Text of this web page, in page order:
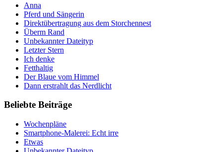
Anna
Pferd und Sängerin
Direktübertragung aus dem Storchennest
Überm Rand
Unbekannter Dateityp
Letzter Stern
Ich denke
Fetthaltig
Der Blaue vom Himmel
Dann erstrahlt das Nerdlicht
Beliebte Beiträge
Wochenpläne
Smartphone-Malerei: Echt irre
Etwas